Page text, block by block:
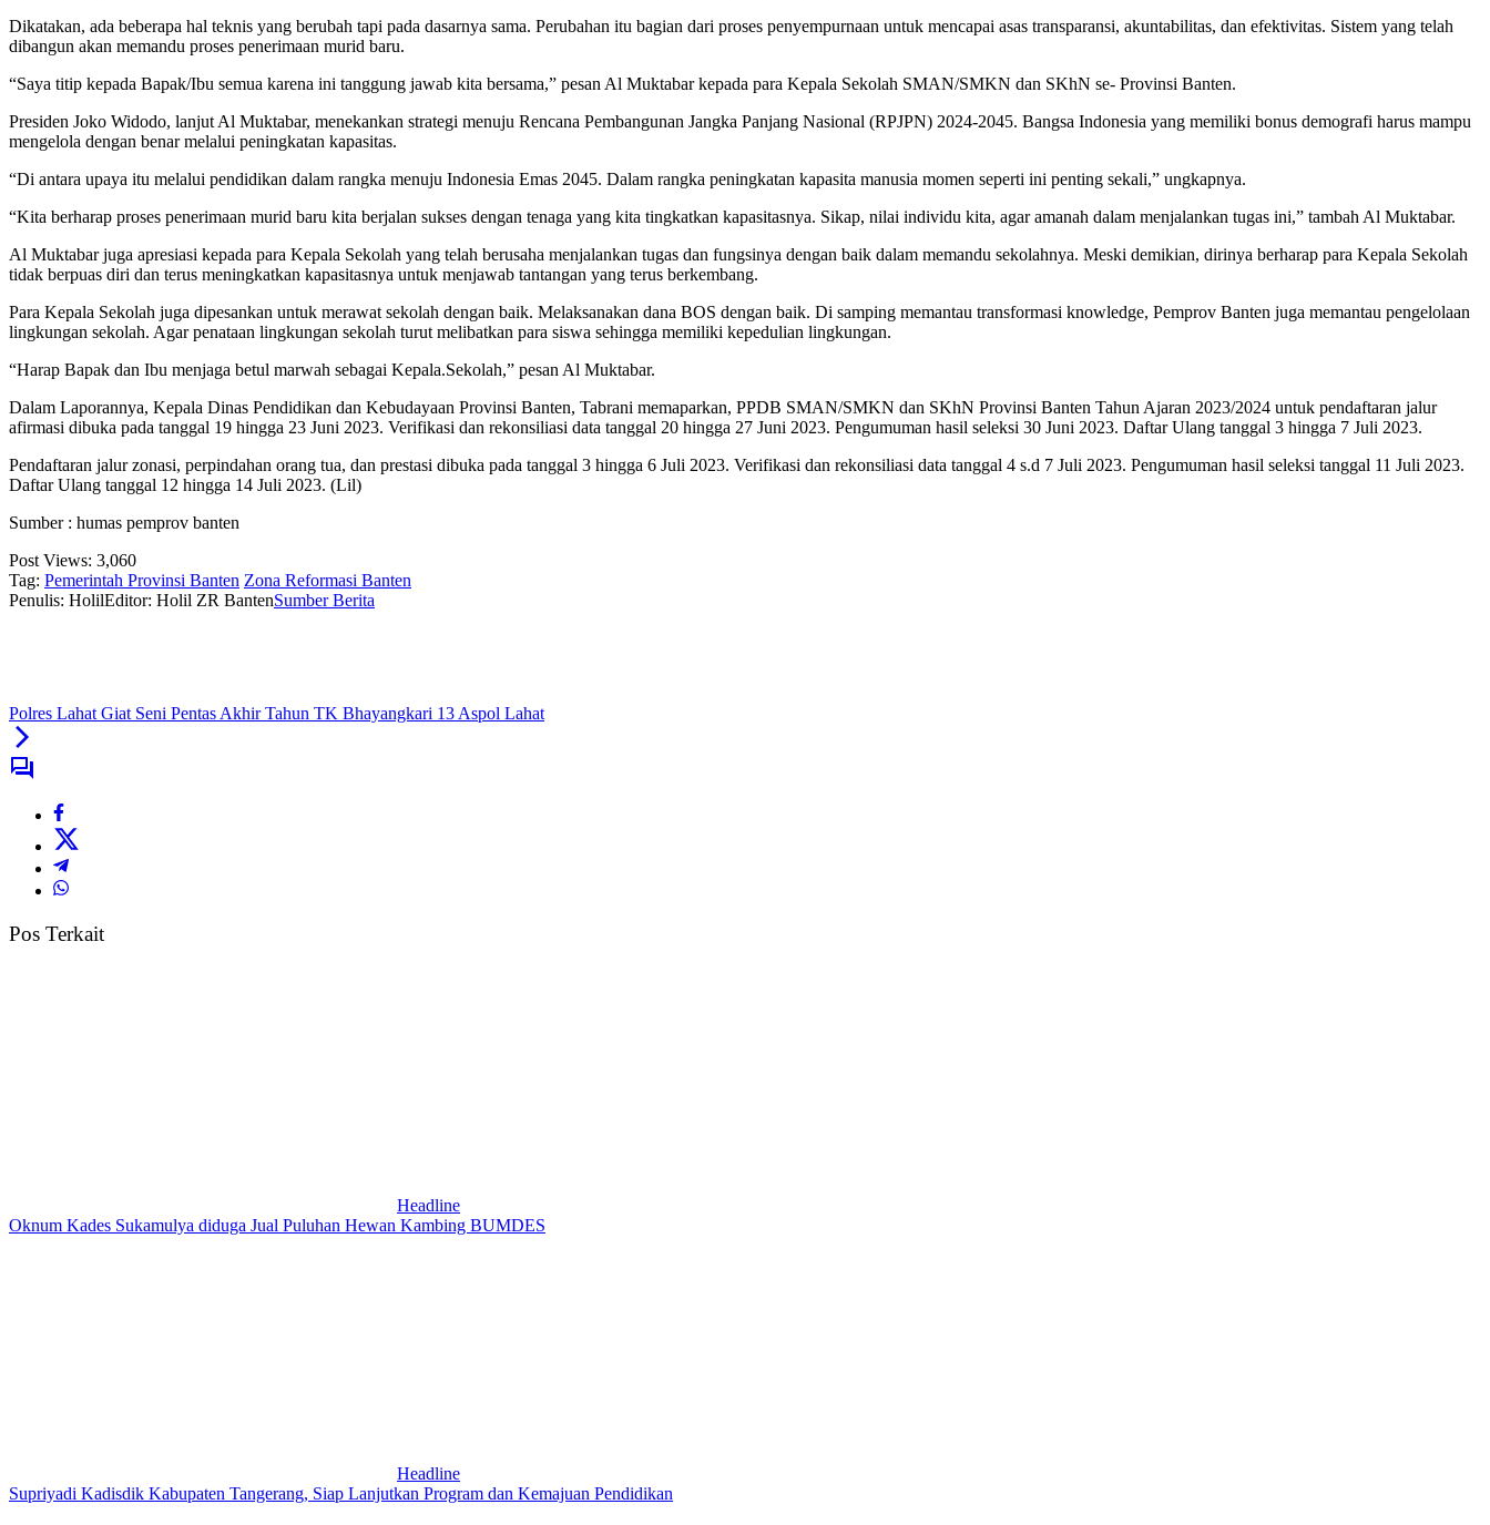
Dikatakan, ada beberapa hal teknis yang berubah tapi pada dasarnya sama. Perubahan itu bagian dari proses penyempurnaan untuk mencapai asas transparansi, akuntabilitas, dan efektivitas. Sistem yang telah
dibangun akan memandu proses penerimaan murid baru.
“Saya titip kepada Bapak/Ibu semua karena ini tanggung jawab kita bersama,” pesan Al Muktabar kepada para Kepala Sekolah SMAN/SMKN dan SKhN se- Provinsi Banten.
Presiden Joko Widodo, lanjut Al Muktabar, menekankan strategi menuju Rencana Pembangunan Jangka Panjang Nasional (RPJPN) 2024-2045. Bangsa Indonesia yang memiliki bonus demografi harus mampu
mengelola dengan benar melalui peningkatan kapasitas.
“Di antara upaya itu melalui pendidikan dalam rangka menuju Indonesia Emas 2045. Dalam rangka peningkatan kapasita manusia momen seperti ini penting sekali,” ungkapnya.
“Kita berharap proses penerimaan murid baru kita berjalan sukses dengan tenaga yang kita tingkatkan kapasitasnya. Sikap, nilai individu kita, agar amanah dalam menjalankan tugas ini,” tambah Al Muktabar.
Al Muktabar juga apresiasi kepada para Kepala Sekolah yang telah berusaha menjalankan tugas dan fungsinya dengan baik dalam memandu sekolahnya. Meski demikian, dirinya berharap para Kepala Sekolah
tidak berpuas diri dan terus meningkatkan kapasitasnya untuk menjawab tantangan yang terus berkembang.
Para Kepala Sekolah juga dipesankan untuk merawat sekolah dengan baik. Melaksanakan dana BOS dengan baik. Di samping memantau transformasi knowledge, Pemprov Banten juga memantau pengelolaan
lingkungan sekolah. Agar penataan lingkungan sekolah turut melibatkan para siswa sehingga memiliki kepedulian lingkungan.
“Harap Bapak dan Ibu menjaga betul marwah sebagai Kepala.Sekolah,” pesan Al Muktabar.
Dalam Laporannya, Kepala Dinas Pendidikan dan Kebudayaan Provinsi Banten, Tabrani memaparkan, PPDB SMAN/SMKN dan SKhN Provinsi Banten Tahun Ajaran 2023/2024 untuk pendaftaran jalur
afirmasi dibuka pada tanggal 19 hingga 23 Juni 2023. Verifikasi dan rekonsiliasi data tanggal 20 hingga 27 Juni 2023. Pengumuman hasil seleksi 30 Juni 2023. Daftar Ulang tanggal 3 hingga 7 Juli 2023.
Pendaftaran jalur zonasi, perpindahan orang tua, dan prestasi dibuka pada tanggal 3 hingga 6 Juli 2023. Verifikasi dan rekonsiliasi data tanggal 4 s.d 7 Juli 2023. Pengumuman hasil seleksi tanggal 11 Juli 2023.
Daftar Ulang tanggal 12 hingga 14 Juli 2023. (Lil)
Sumber : humas pemprov banten
Post Views: 3,060
Tag: Pemerintah Provinsi Banten Zona Reformasi Banten
Penulis: HolilEditor: Holil ZR BantenSumber Berita
Polres Lahat Giat Seni Pentas Akhir Tahun TK Bhayangkari 13 Aspol Lahat
Pos Terkait
Headline
Oknum Kades Sukamulya diduga Jual Puluhan Hewan Kambing BUMDES
Headline
Supriyadi Kadisdik Kabupaten Tangerang, Siap Lanjutkan Program dan Kemajuan Pendidikan